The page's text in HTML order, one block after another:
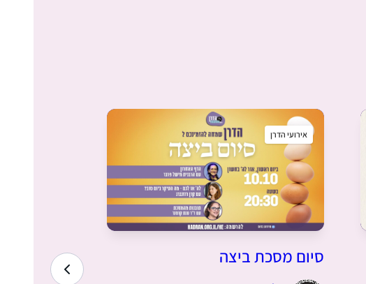
אירועי הדרן
סיום מסכת ביצה
הרוצה
דנזיקין